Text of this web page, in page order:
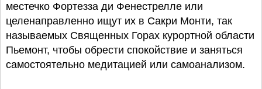
местечко Фортезза ди Фенестрелле или
целенаправленно ищут их в Сакри Монти, так
называемых Священных Горах курортной области
Пьемонт, чтобы обрести спокойствие и заняться
самостоятельно медитацией или самоанализом.